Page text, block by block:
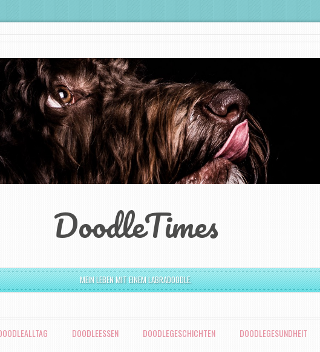
DoodleTimes
MEIN LEBEN MIT EINEM LABRADOODLE.
DOODLEESSEN DOODLEGESCHICHTEN DOODLEGESUNDHEIT